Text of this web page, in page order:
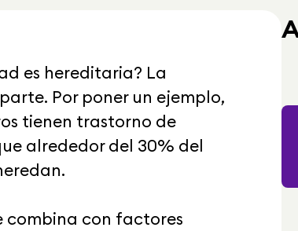
es hereditaria? La
Por poner un ejemplo,
tienen trastorno de
alrededor del 30% del
combina con factores